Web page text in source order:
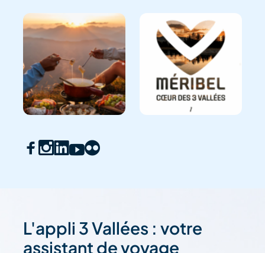
L'appli 3 Vallées : votre
assistant de voyage